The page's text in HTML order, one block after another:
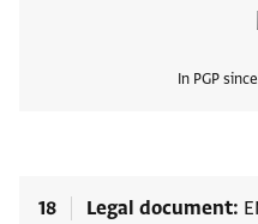
In PGP since
18 Legal document